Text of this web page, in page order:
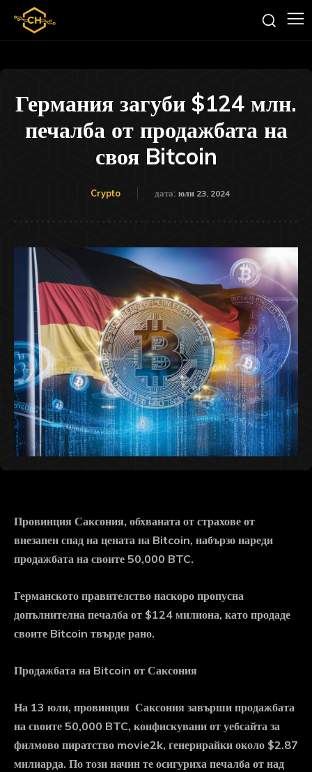
Германия загуби $124 млн.
печалба от продажбата на
своя Bitcoin
Crypto дата: юли 23, 2024
Провинция Саксония, обхваната от страхове от
внезапен спад на цената на Bitcoin, набързо нареди
продажбата на своите 50,000 BTC.
Германското правителство наскоро пропусна
допълнителна печалба от $124 милиона, като продаде
своите Bitcoin твърде рано.
Продажбата на Bitcoin от Саксония
На 13 юли, провинция Саксония завърши продажбата
на своите 50,000 BTC, конфискувани от уебсайта за
филмово пиратство movie2k, генерирайки около $2.87
милиарда. По този начин те осигуриха печалба от над